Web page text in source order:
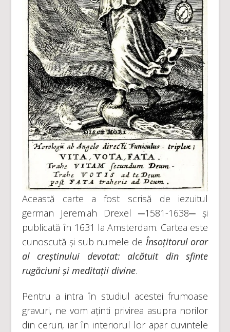
Această carte a fost scrisă de iezuitul
german Jeremiah Drexel ─1581-1638─ și
publicată în 1631 la Amsterdam. Cartea este
cunoscută și sub numele de Însoțitorul orar
al creștinului devotat: alcătuit din sfinte
rugăciuni și meditații divine.
Pentru a intra în studiul acestei frumoase
gravuri, ne vom aținti privirea asupra norilor
din ceruri, iar în interiorul lor apar cuvintele